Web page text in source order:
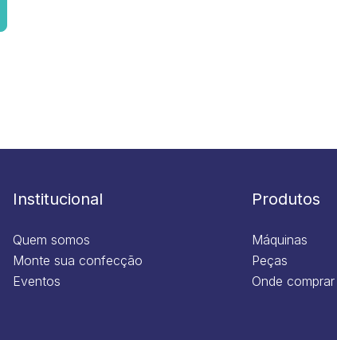
Institucional
Quem somos
Monte sua confecção
Eventos
Produtos
Máquinas
Peças
Onde comprar